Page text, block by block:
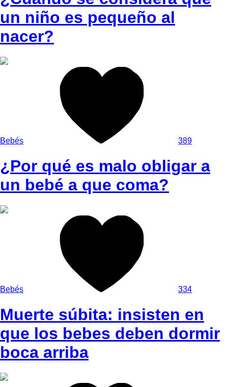
un niño es pequeño al
nacer?
Bebés 389
¿Por qué es malo obligar a
un bebé a que coma?
Bebés 334
Muerte súbita: insisten en
que los bebes deben dormir
boca arriba